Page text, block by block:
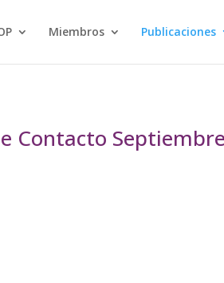
Miembros Publicaciones
Contacto